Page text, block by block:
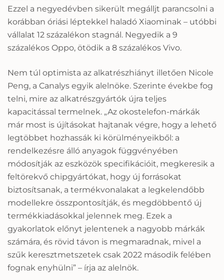
Ezzel a negyedévben sikerült megálljt parancsolni a
korábban óriási léptekkel haladó Xiaominak – utóbbi
vállalat 12 százalékon stagnál. Negyedik a 9
százalékos Oppo, ötödik a 8 százalékos Vivo.
Nem túl optimista az alkatrészhiányt illetően Nicole
Peng, a Canalys egyik alelnöke. Szerinte évekbe fog
telni, mire az alkatrészgyártók újra teljes
kapacitással termelnek. „Az okostelefon-márkák
már most is újításokat hajtanak végre, hogy a lehető
legtöbbet hozhassák ki körülményeikből: a
rendelkezésre álló anyagok függvényében
módosítják az eszközök specifikációit, megkeresik a
feltörekvő chipgyártókat, hogy új forrásokat
biztosítsanak, a termékvonalakat a legkelendőbb
modellekre összpontosítják, és megdöbbentő új
termékkiadásokkal jelennek meg. Ezek a
gyakorlatok előnyt jelentenek a nagyobb márkák
számára, és rövid távon is megmaradnak, mivel a
szűk keresztmetszetek csak 2022 második felében
fognak enyhülni” – írja az alelnök.